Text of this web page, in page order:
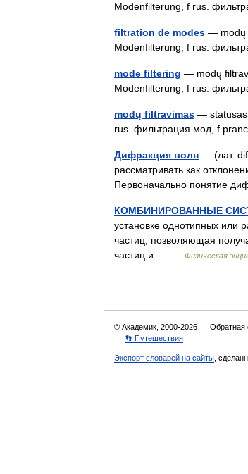
Modenfilterung, f rus.
filtration de modes — modų
Modenfilterung, f rus.
mode filtering — modų
Modenfilterung, f rus.
modų filtravimas — statusas
rus. фильтрация мод, f
Дифракция волн — (лат.
рассматривать как
Первоначально понятие
КОМБИНИРОВАННЫЕ
установке однотипных или
частиц, позволяющая
частиц и… …
Физическая
© Академик, 2000-2026 Обратная
👣 Путешествия
Экспорт словарей на сайты ,